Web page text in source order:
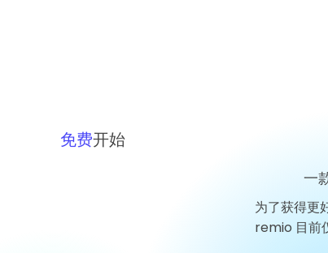
免费开始
一
为了获得更
remio 目前